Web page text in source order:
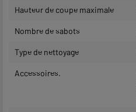
Hauteur de coupe maximale
Nombre de sabots
Type de nettoyage
Accessoires.